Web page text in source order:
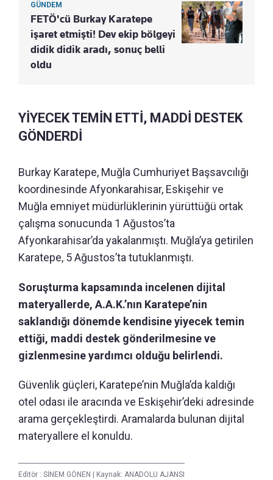
GÜNDEM
FETÖ'cü Burkay Karatepe
işaret etmişti! Dev ekip bölgeyi
didik didik aradı, sonuç belli
oldu
YİYECEK TEMİN ETTİ, MADDİ DESTEK
GÖNDERDİ
Burkay Karatepe, Muğla Cumhuriyet Başsavcılığı
koordinesinde Afyonkarahisar, Eskişehir ve
Muğla emniyet müdürlüklerinin yürüttüğü ortak
çalışma sonucunda 1 Ağustos’ta
Afyonkarahisar’da yakalanmıştı. Muğla’ya getirilen
Karatepe, 5 Ağustos’ta tutuklanmıştı.
Soruşturma kapsamında incelenen dijital
materyallerde, A.A.K.’nın Karatepe’nin
saklandığı dönemde kendisine yiyecek temin
ettiği, maddi destek gönderilmesine ve
gizlenmesine yardımcı olduğu belirlendi.
Güvenlik güçleri, Karatepe’nin Muğla’da kaldığı
otel odası ile aracında ve Eskişehir’deki adresinde
arama gerçekleştirdi. Aramalarda bulunan dijital
materyallere el konuldu.
Editör : SİNEM GÖNEN Kaynak: ANADOLU AJANSI